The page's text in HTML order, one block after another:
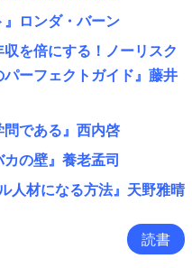
ロンダ・バーン
を倍にする！ノーリスク
ーフェクトガイド』藤井
である』西内啓
の壁』養老孟司
人材になる方法』天野雅晴
読書